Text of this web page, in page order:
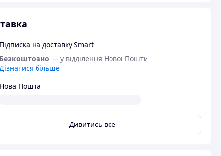
на доставку Smart
— у відділення Нової Пошти
більше
Пошта
Дивитись все